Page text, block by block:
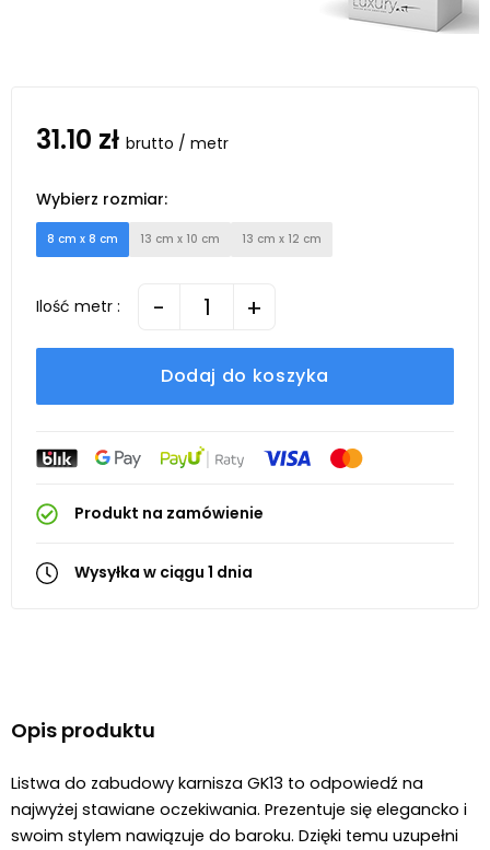
31.10 zł brutto / metr
Wybierz rozmiar:
8 cm x 8 cm 13 cm x 10 cm 13 cm x 12 cm
Ilość metr : - +
Dodaj do koszyka
Produkt na zamówienie
Wysyłka w ciągu 1 dnia
Opis produktu
Listwa do zabudowy karnisza GK13 to odpowiedź na
najwyżej stawiane oczekiwania. Prezentuje się elegancko i
swoim stylem nawiązuje do baroku. Dzięki temu uzupełni